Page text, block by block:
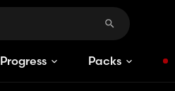
Packs